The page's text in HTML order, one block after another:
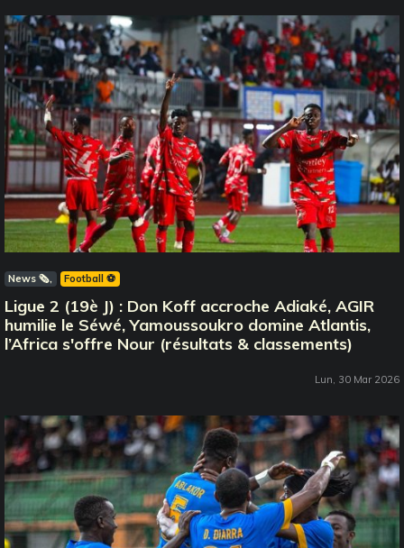
News 🗞️ Football ⚽️
Ligue 2 (19è J) : Don Koff accroche Adiaké, AGIR
humilie le Séwé, Yamoussoukro domine Atlantis,
l’Africa s'offre Nour (résultats & classements)
Lun, 30 Mar 2026